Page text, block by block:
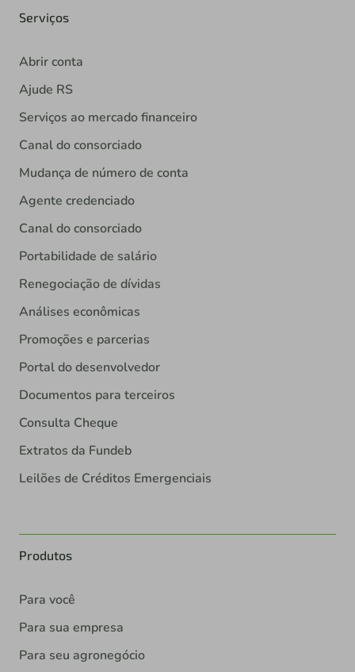
Serviços
Abrir conta
Ajude RS
Serviços ao mercado financeiro
Canal do consorciado
Mudança de número de conta
Agente credenciado
Canal do consorciado
Portabilidade de salário
Renegociação de dívidas
Análises econômicas
Promoções e parcerias
Portal do desenvolvedor
Documentos para terceiros
Consulta Cheque
Extratos da Fundeb
Leilões de Créditos Emergenciais
Produtos
Para você
Para sua empresa
Para seu agronegócio